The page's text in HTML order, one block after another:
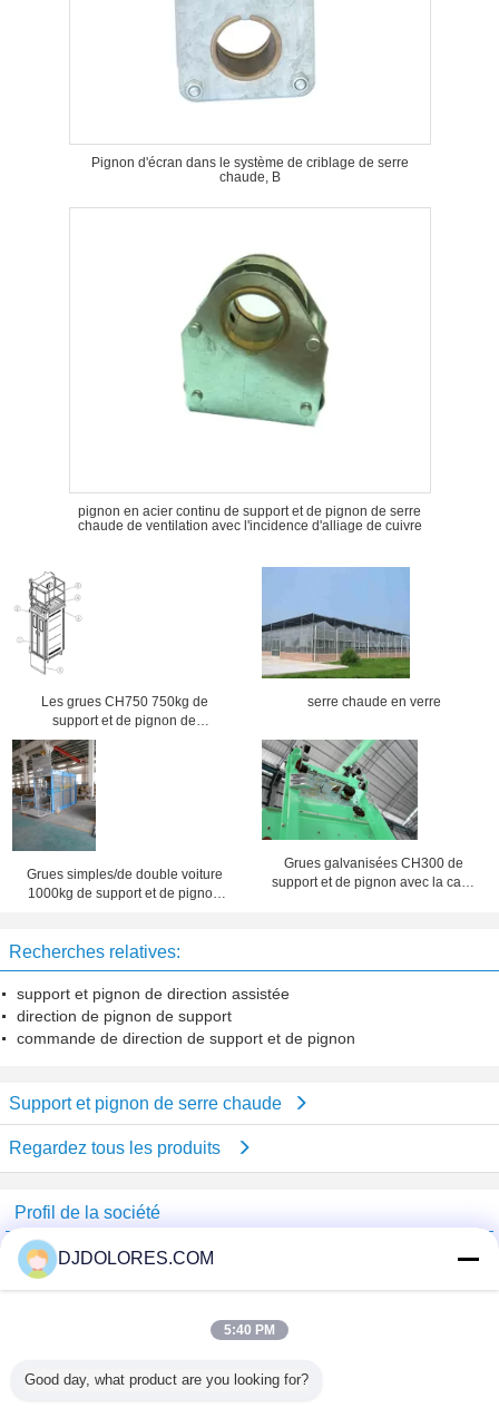
Pignon d'écran dans le système de criblage de serre
chaude, B
pignon en acier continu de support et de pignon de serre
chaude de ventilation avec l'incidence d'alliage de cuivre
Les grues CH750 750kg de
support et de pignon de
transporteur de matériau de
construction/personnes choisissent
serre chaude en verre
Grues simples/de double voiture
1000kg de support et de pignon
Grues galvanisées CH300 de
support et de pignon avec la cage
Recherches relatives:
support et pignon de direction assistée
direction de pignon de support
commande de direction de support et de pignon
Support et pignon de serre chaude
Regardez tous les produits
Profil de la société
Shenzhen GSP Greenhouse Spare Parts Co.,Ltd
Fournisseurs vérifié
Verified Suplier
DJDOLORES.COM
5:40 PM
Good day, what product are you looking for?